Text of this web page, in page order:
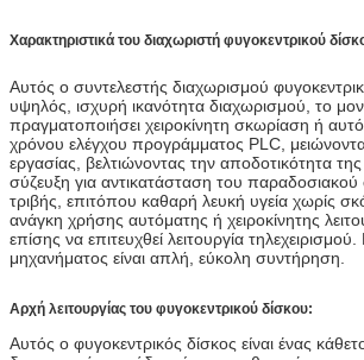
Χαρακτηριστικά του διαχωριστή φυγοκεντρικού
Αυτός ο συντελεστής διαχωρισμού
υψηλός, ισχυρή ικανότητα διαχωρισμού, το
πραγματοποιήσει χειροκίνητη σκωρίαση ή
χρόνου ελέγχου προγράμματος PLC,
εργασίας, βελτιώνοντας την αποδοτικότητα
σύζευξη για αντικατάσταση του
τριβής, επιτόπου καθαρή λευκή υγεία χωρίς
ανάγκη χρήσης αυτόματης ή χειροκίνητης
επίσης να επιτευχθεί λειτουργία
μηχανήματος είναι απλή, εύκολη συντήρηση.
Αρχή λειτουργίας του φυγοκεντρικού δίσκου:
Αυτός ο φυγοκεντρικός δίσκος είναι ένας